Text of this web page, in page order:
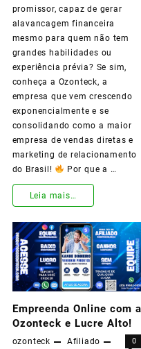
promissor, capaz de gerar
alavancagem financeira
mesmo para quem não tem
grandes habilidades ou
experiência prévia? Se sim,
conheça a Ozonteck, a
empresa que vem crescendo
exponencialmente e se
consolidando como a maior
empresa de vendas diretas e
marketing de relacionamento
do Brasil!
Por que a …
Maior
Empresa
de
Vendas
Leia mais…
Empreenda Online com a
Ozonteck e Lucre Alto!
ozonteck
Afiliado
0